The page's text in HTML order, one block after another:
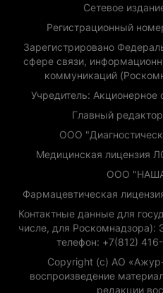
Сетевое
Регистрационный
Зарегистрировано
сфере связи,
коммуникаций
Учредитель:
Главный
ООО
Медицинская лицензия
ООО
Фармацевтическая
Контактные данные для
числе, для Роскомнадзора):
телефон: +7(812)
Copyright (с) АО
воспроизведение
редакции